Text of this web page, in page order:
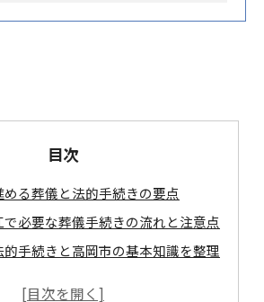
目次
る葬儀と法的手続きの要点
で必要な葬儀手続きの流れと注意点
的手続きと高岡市の基本知識を整理